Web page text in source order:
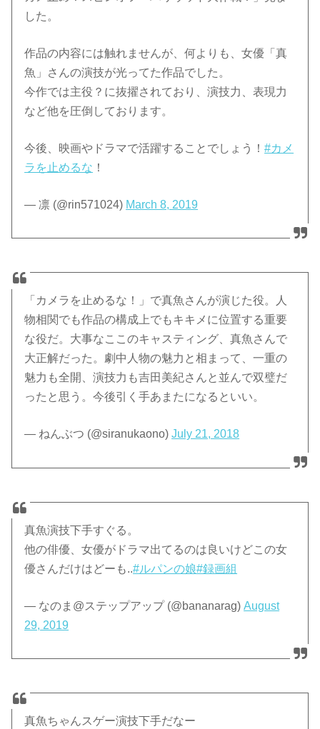
した。
作品の内容には触れませんが、何よりも、女優「真
魚」さんの演技が光ってた作品でした。
今作では主役？に抜擢されており、演技力、表現力
など他を圧倒しております。
今後、映画やドラマで活躍することでしょう！#カメ
ラを止めるな ！
— 凛 (@rin571024) March 8, 2019
「カメラを止めるな！」で真魚さんが演じた役。人
物相関でも作品の構成上でもキキメに位置する重要
な役だ。大事なここのキャスティング、真魚さんで
大正解だった。劇中人物の魅力と相まって、一重の
魅力も全開、演技力も吉田美紀さんと並んで双璧だ
ったと思う。今後引く手あまたになるといい。
— ねんぶつ (@siranukaono)July 21, 2018
真魚演技下手すぐる。
他の俳優、女優がドラマ出てるのは良いけどこの女
優さんだけはどーも..#ルパンの娘#録画組
— なのま@ステップアップ (@bananarag)August
29, 2019
真魚ちゃんスゲー演技下手だなー